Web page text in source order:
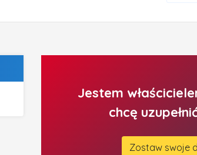
Jestem
chcę
Zostaw swoje